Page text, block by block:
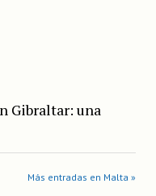
Gibraltar: una
Más entradas en Malta »